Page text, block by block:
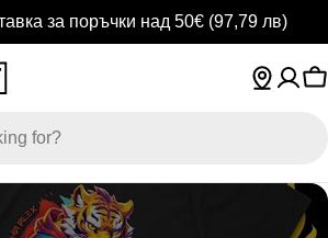
за поръчки над 50€ (97,79 лв)